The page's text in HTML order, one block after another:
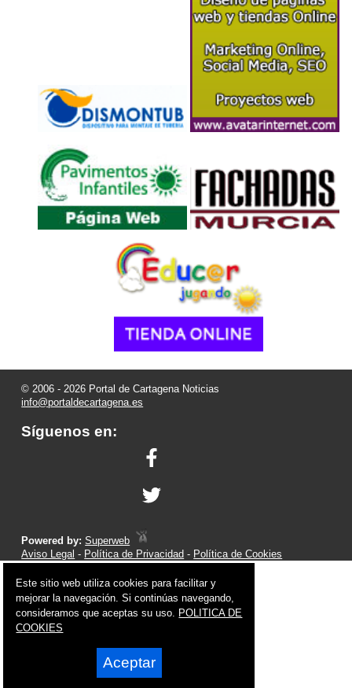
© 2006 - 2026 Portal de Cartagena Noticias
info@portaldecartagena.es
Síguenos en:
Powered by:Superweb
Aviso Legal - Política de Privacidad - Política de Cookies
Este sitio web utiliza cookies para facilitar y
mejorar la navegación. Si continúas navegando,
consideramos que aceptas su uso. POLITICA DE
COOKIES
Aceptar